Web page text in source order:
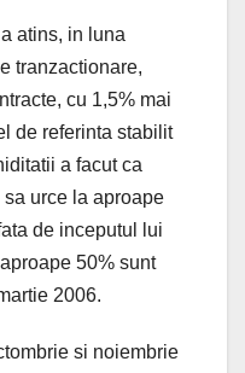
atins, in luna
tranzactionare,
cu 1,5% mai
de referinta stabilit
a facut ca
urce la aproape
de inceputul lui
50% sunt
2006.
si noiembrie